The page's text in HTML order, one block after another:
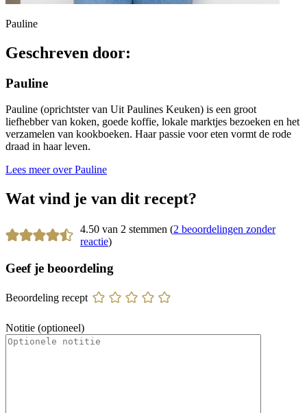
Pauline
Geschreven door:
Pauline
Pauline (oprichtster van Uit Paulines Keuken) is een groot
liefhebber van koken, goede koffie, lokale marktjes bezoeken en het
verzamelen van kookboeken. Haar passie voor eten vormt de rode
draad in haar leven.
Lees meer over Pauline
Wat vind je van dit recept?
4.50 van 2 stemmen (2 beoordelingen zonder
reactie)
Geef je beoordeling
Beoordeling recept
Notitie (optioneel)